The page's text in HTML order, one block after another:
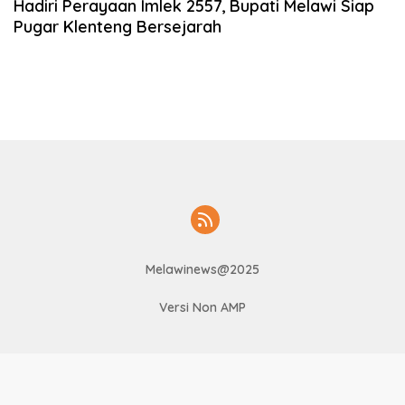
Hadiri Perayaan Imlek 2557, Bupati Melawi Siap
Pugar Klenteng Bersejarah
Melawinews@2025
Versi Non AMP